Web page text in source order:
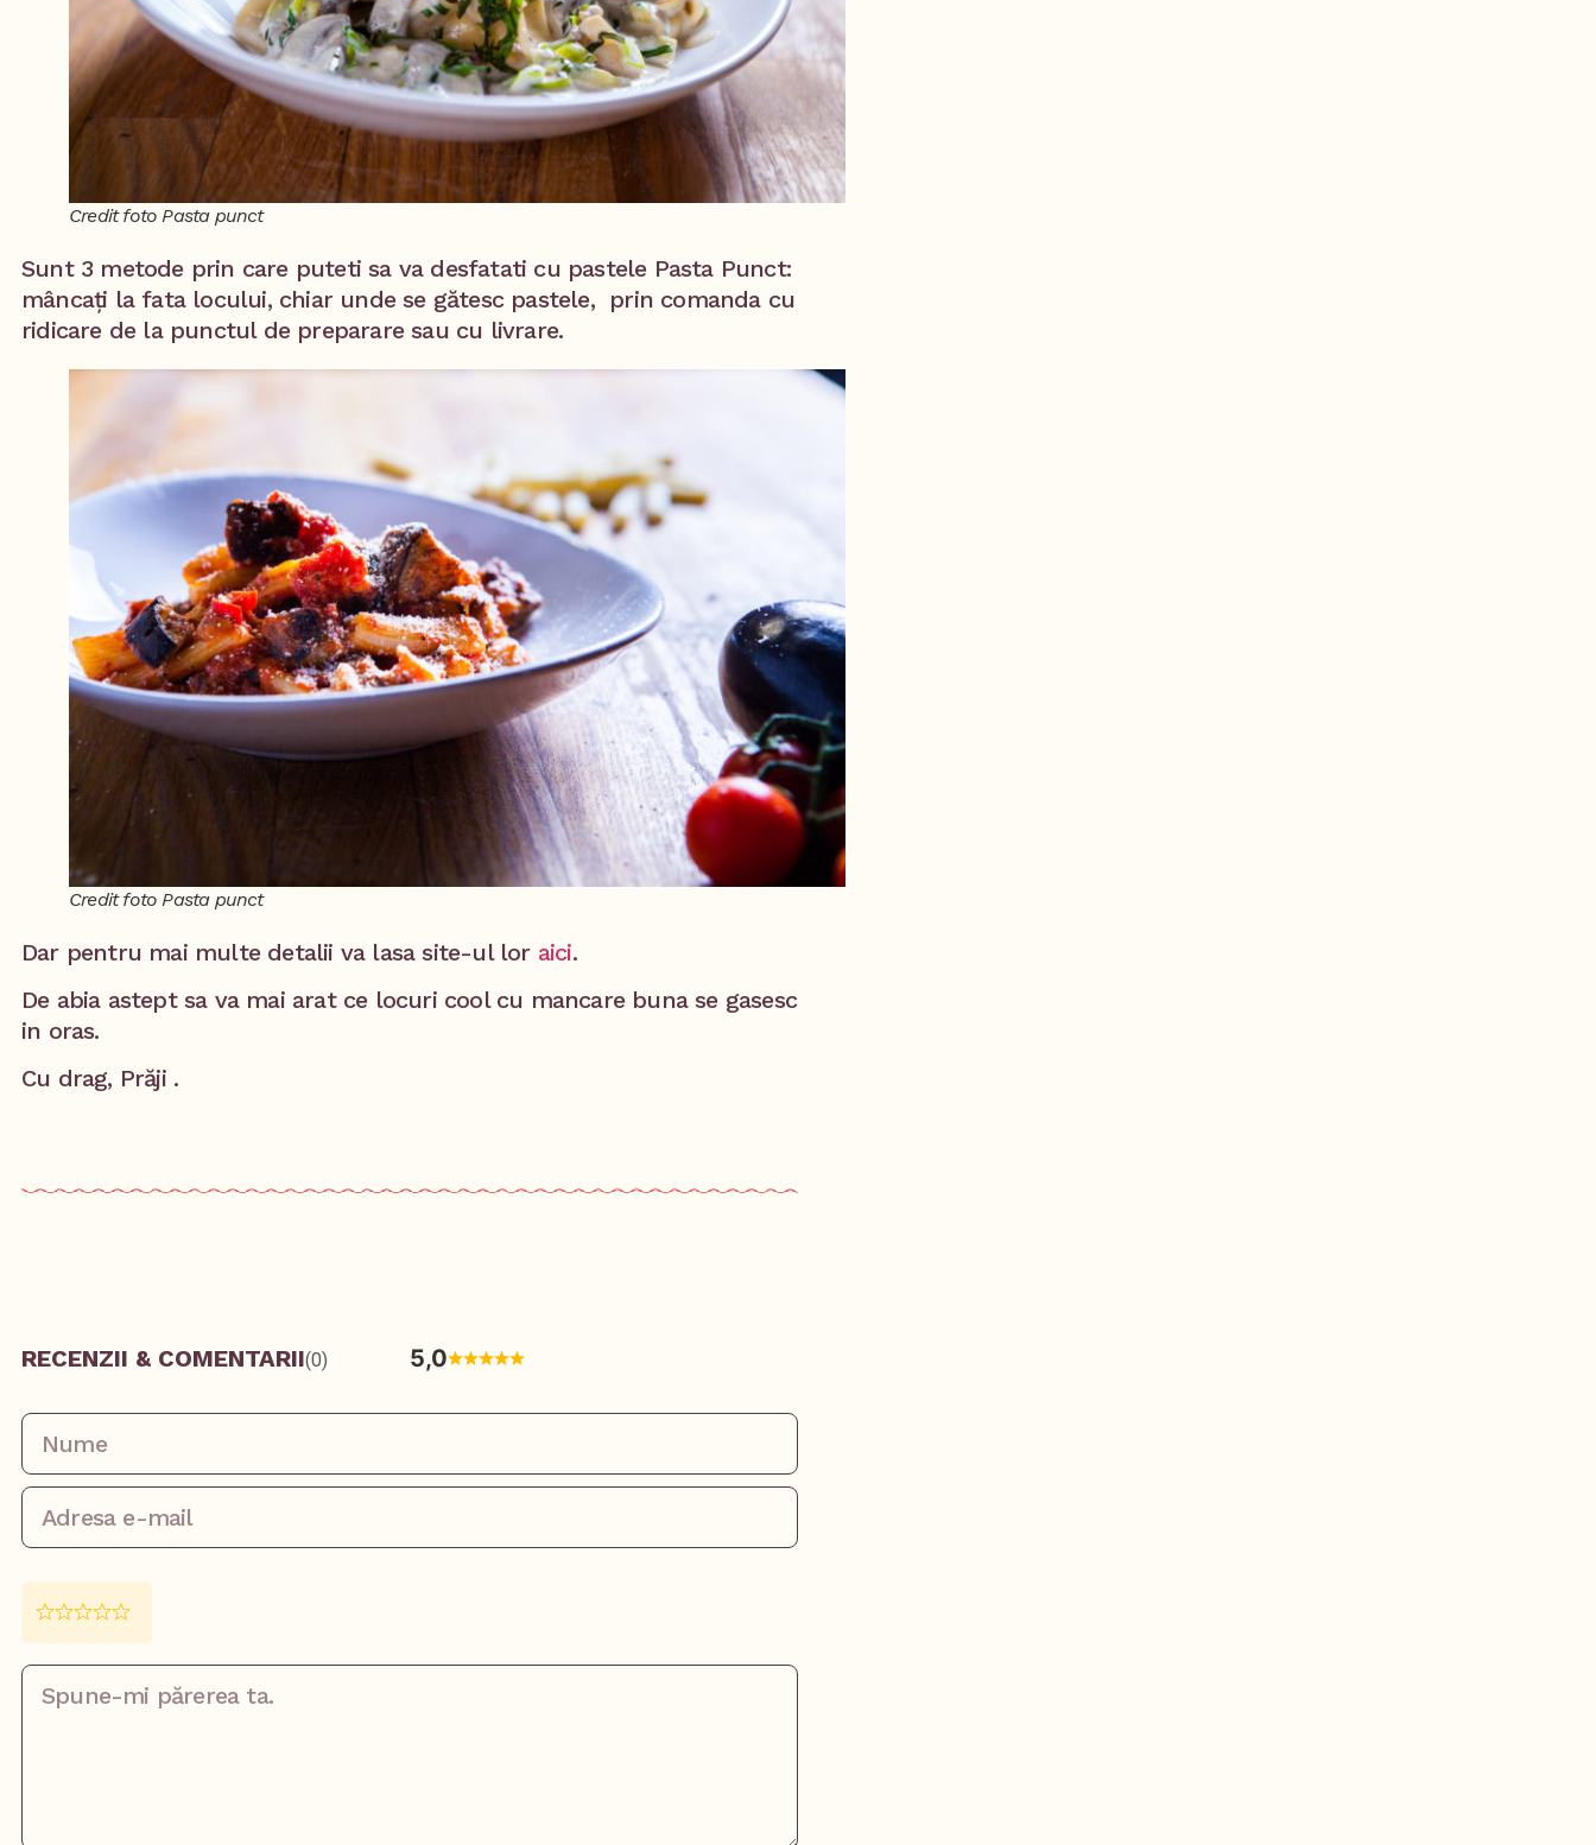
Credit foto Pasta punct
Sunt 3 metode prin care puteti sa va desfatati cu pastele Pasta Punct:
mâncați la fata locului, chiar unde se gătesc pastele, prin comanda cu
ridicare de la punctul de preparare sau cu livrare.
Credit foto Pasta punct
Dar pentru mai multe detalii va lasa site-ul lor aici.
De abia astept sa va mai arat ce locuri cool cu mancare buna se gasesc
in oras.
Cu drag, Prăji .
RECENZII & COMENTARII(0) 5,0